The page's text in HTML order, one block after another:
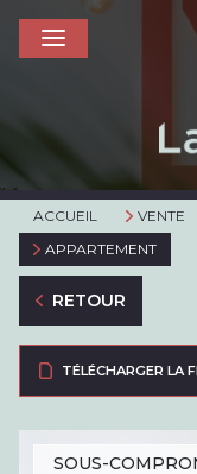
ACCUEIL VENTE
APPARTEMENT
RETOUR
TÉLÉCHARGER LA
SOUS-